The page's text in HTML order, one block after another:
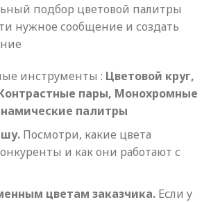
подбор цветовой палитры
нужное сообщение и создать
инструменты : Цветовой круг,
пары, Монохромные
палитры
Посмотри, какие цвета
и как они работают с
цветам заказчика.Если у